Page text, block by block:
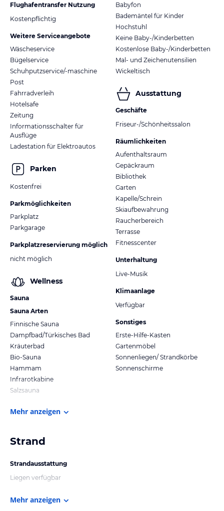
Flughafentransfer Nutzung
Kostenpflichtig
Weitere Serviceangebote
Wäscheservice
Bügelservice
Schuhputzservice/-maschine
Post
Fahrradverleih
Hotelsafe
Zeitung
Informationsschalter für
Ausflüge
Ladestation für Elektroautos
Parken
Kostenfrei
Parkmöglichkeiten
Parkplatz
Parkgarage
Parkplatzreservierung möglich
nicht möglich
Wellness
Sauna
Sauna Arten
Finnische Sauna
Dampfbad/Türkisches Bad
Kräuterbad
Bio-Sauna
Hammam
Infrarotkabine
Salzsauna
Babyfon
Bademäntel für Kinder
Hochstuhl
Keine Baby-/Kinderbetten
Kostenlose Baby-/Kinderbetten
Mal- und Zeichenutensilien
Wickeltisch
Ausstattung
Geschäfte
Friseur-/Schönheitssalon
Räumlichkeiten
Aufenthaltsraum
Gepäckraum
Bibliothek
Garten
Kapelle/Schrein
Skiaufbewahrung
Raucherbereich
Terrasse
Fitnesscenter
Unterhaltung
Live-Musik
Klimaanlage
Verfügbar
Sonstiges
Erste-Hilfe-Kasten
Gartenmöbel
Sonnenliegen/ Strandkörbe
Sonnenschirme
Mehr anzeigen
Strand
Strandausstattung
Liegen verfügbar
Mehr anzeigen